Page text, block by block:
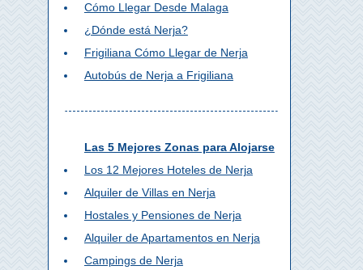
Cómo Llegar Desde Malaga
¿Dónde está Nerja?
Frigiliana Cómo Llegar de Nerja
Autobús de Nerja a Frigiliana
Las 5 Mejores Zonas para Alojarse
Los 12 Mejores Hoteles de Nerja
Alquiler de Villas en Nerja
Hostales y Pensiones de Nerja
Alquiler de Apartamentos en Nerja
Campings de Nerja